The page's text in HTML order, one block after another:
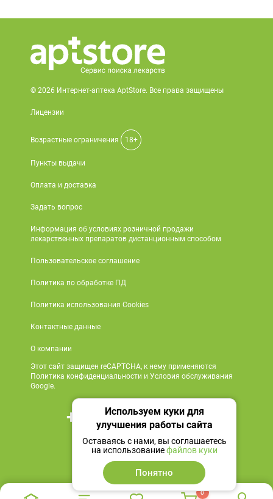
© 2026 Интернет-аптека AptStore. Все права защищены
Лицензии
Возрастные ограничения 18+
Пункты выдачи
Оплата и доставка
Задать вопрос
Информация об условиях розничной продажи
лекарственных препаратов дистанционным способом
Пользовательское соглашение
Политика по обработке ПД
Политика использования Cookies
Контактные данные
О компании
Этот сайт защищен reCAPTCHA, к нему применяются
Политика конфиденциальности и Условия обслуживания
Google.
+7 495 419 18 18
Мы в социальных сетях
0
Используем куки для
улучшения работы сайта
Оставаясь с нами, вы соглашаетесь
на использованиефайлов куки
Понятно